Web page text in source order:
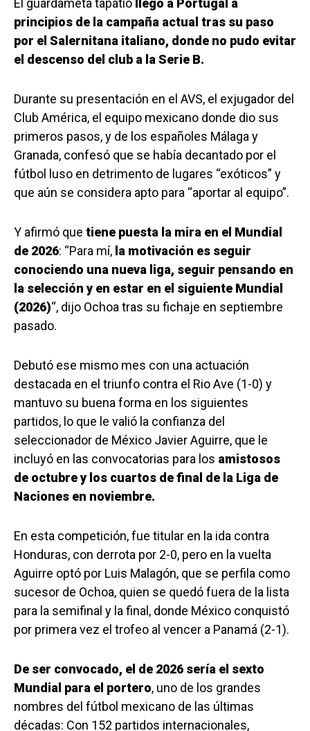
El guardameta tapatío llegó a Portugal a
principios de la campaña actual tras su paso
por el Salernitana italiano, donde no pudo evitar
el descenso del club a la Serie B.
Durante su presentación en el AVS, el exjugador del
Club América, el equipo mexicano donde dio sus
primeros pasos, y de los españoles Málaga y
Granada, confesó que se había decantado por el
fútbol luso en detrimento de lugares “exóticos” y
que aún se considera apto para “aportar al equipo”.
Y afirmó que tiene puesta la mira en el Mundial
de 2026: “Para mí, la motivación es seguir
conociendo una nueva liga, seguir pensando en
la selección y en estar en el siguiente Mundial
(2026)“, dijo Ochoa tras su fichaje en septiembre
pasado.
Debutó ese mismo mes con una actuación
destacada en el triunfo contra el Rio Ave (1-0) y
mantuvo su buena forma en los siguientes
partidos, lo que le valió la confianza del
seleccionador de México Javier Aguirre, que le
incluyó en las convocatorias para los amistosos
de octubre y los cuartos de final de la Liga de
Naciones en noviembre.
En esta competición, fue titular en la ida contra
Honduras, con derrota por 2-0, pero en la vuelta
Aguirre optó por Luis Malagón, que se perfila como
sucesor de Ochoa, quien se quedó fuera de la lista
para la semifinal y la final, donde México conquistó
por primera vez el trofeo al vencer a Panamá (2-1).
De ser convocado, el de 2026 sería el sexto
Mundial para el portero, uno de los grandes
nombres del fútbol mexicano de las últimas
décadas: Con 152 partidos internacionales,